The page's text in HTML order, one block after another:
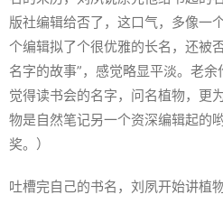
版社编辑给否了，这口气，多像一
个编辑拟了个很优雅的长名，还被
名字的故事”，感觉略显平淡。老
觉得读书会的名字，问名植物，更
物是自然笔记另一个资深编辑起的
奖。）
吐槽完自己的书名，刘夙开始讲植